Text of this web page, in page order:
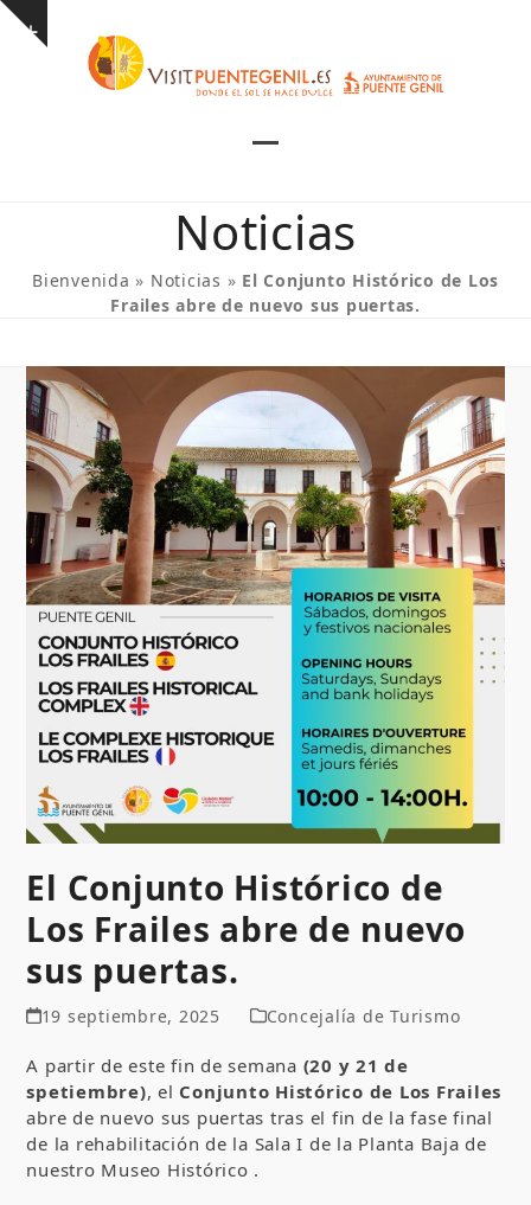
Skip
Show
mobile
menu
mobile
menu
Noticias
Bienvenida » Noticias » El Conjunto Histórico de Los
Frailes abre de nuevo sus puertas.
El Conjunto Histórico de
Los Frailes abre de nuevo
sus puertas.
19 septiembre, 2025 Concejalía de Turismo
A partir de este fin de semana (20 y 21 de
spetiembre), el Conjunto Histórico de Los Frailes
abre de nuevo sus puertas tras el fin de la fase final
de la rehabilitación de la Sala I de la Planta Baja de
nuestro Museo Histórico .